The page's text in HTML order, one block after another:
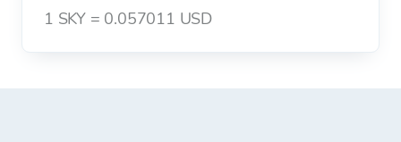
1 SKY = 0.057011 USD